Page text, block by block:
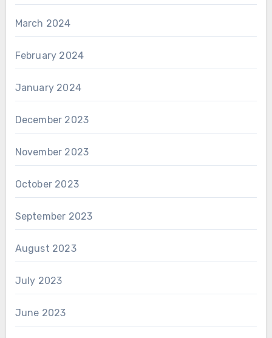
March 2024
February 2024
January 2024
December 2023
November 2023
October 2023
September 2023
August 2023
July 2023
June 2023